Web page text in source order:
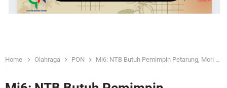
Home Olahraga PON Mi6: NTB Butuh Pemimpin Petarung, Mori Hanafi Salah Satu Jawabannya